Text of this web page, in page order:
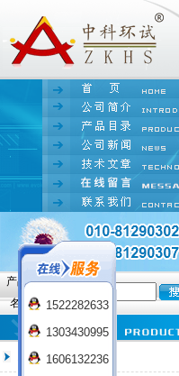
产品
名:
臭氧老化试验箱
1522282633
1303430995
1606132236